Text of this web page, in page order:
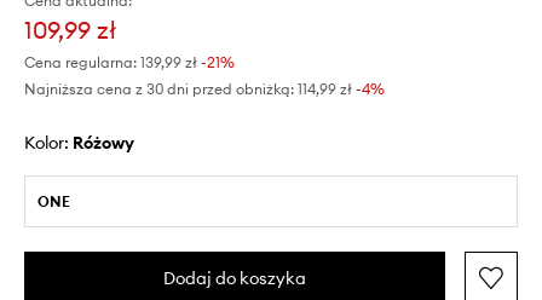
109,99 zł
Cena regularna: 139,99 zł -21%
Najniższa cena z 30 dni przed obniżką: 114,99 zł -4%
Kolor: różowy
ONE
Dodaj do koszyka